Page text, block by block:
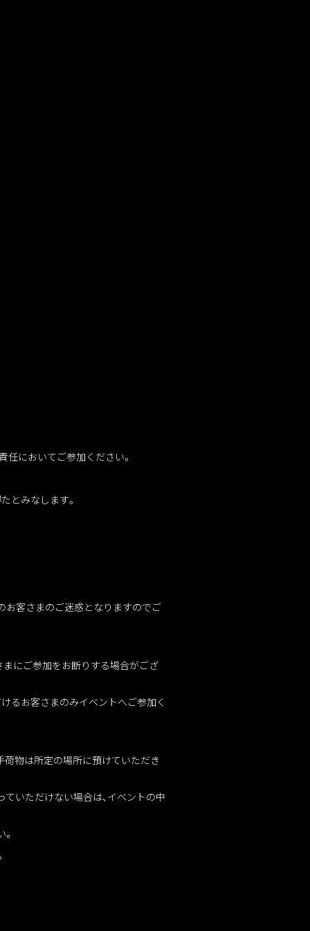
においてご参加ください。
とみなします。
お客さまのご迷惑となりますのでご
まにご参加をお断りする場合がござ
るお客さまのみイベントへご参加く
荷物は所定の場所に預けていただき
いただけない場合は、イベントの中
。